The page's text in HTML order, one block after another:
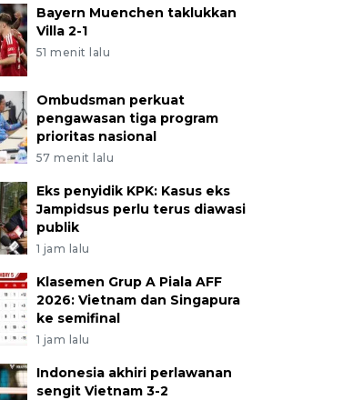
Bayern Muenchen taklukkan
Villa 2-1
51 menit lalu
Ombudsman perkuat
pengawasan tiga program
prioritas nasional
57 menit lalu
Eks penyidik KPK: Kasus eks
Jampidsus perlu terus diawasi
publik
1 jam lalu
Klasemen Grup A Piala AFF
2026: Vietnam dan Singapura
ke semifinal
1 jam lalu
Indonesia akhiri perlawanan
sengit Vietnam 3-2